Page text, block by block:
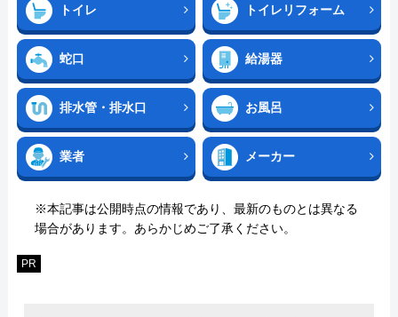
トイレ トイレリフォーム
蛇口 給湯器
排水管・排水口 お風呂
業者 メーカー
※本記事は公開時点の情報であり、最新のものとは異なる
場合があります。あらかじめご了承ください。
PR